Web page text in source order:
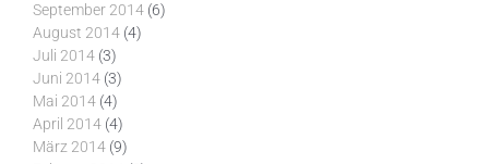
September 2014 (6)
August 2014 (4)
Juli 2014 (3)
Juni 2014 (3)
Mai 2014 (4)
April 2014 (4)
März 2014 (9)